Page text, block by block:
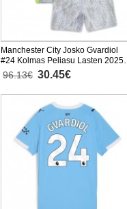
Manchester City Josko Gvardiol
#24 Kolmas Peliasu Lasten 2025-
26 Lyhythihainen (+ Lyhyet housut)
96.13€ 30.45€